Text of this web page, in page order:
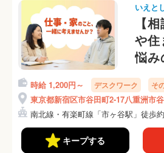
いえと
【
や住
悩み
した
考え
時給 1,200円～ デスクワーク そ
東京都新宿区市谷田町2-17八重洲市
南北線・有楽町線「市ヶ谷駅」徒歩
宿...
キープする